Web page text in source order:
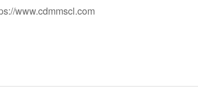
www.cdmmscl.com